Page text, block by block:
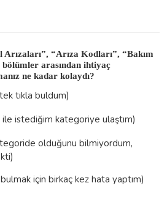
ne kadar kolaydı?
tıkla buldum)
ile istediğim kategoriye ulaştım)
olduğunu bilmiyordum,
için birkaç kez hata yaptım)